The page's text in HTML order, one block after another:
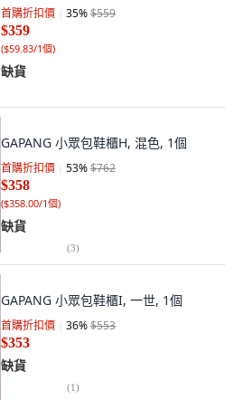
首購折扣價 35%$559
$359
($59.83/1個)
缺貨
GAPANG 小眾包鞋櫃H, 混色, 1個
首購折扣價 53%$762
$358
($358.00/1個)
缺貨
(3)
GAPANG 小眾包鞋櫃I, 一世, 1個
首購折扣價 36%$553
$353
缺貨
(1)